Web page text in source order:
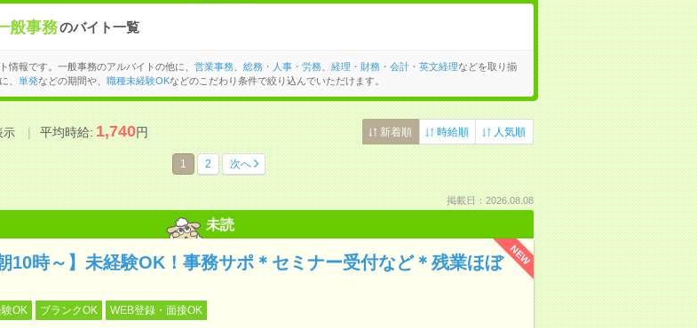
般事務のバイト一覧
情報です。一般事務のアルバイトの他に、 営業事務、 総務・人事・労務、 経理・財務・会計・英文経理などを取り揃
、
単発などの期間や、 職種未経験OKなどのこだわり条件で絞り込んでいただけます。
示 平均時給:1,740円 新着順 時給順 人気順
1 2 次へ
掲載日：2026.08.08
未読
NEW
10時～】未経験OK！事務サポ＊セミナー受付など＊残業ほぼ
OK ブランクOK WEB登録・面接OK